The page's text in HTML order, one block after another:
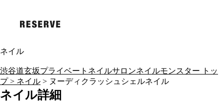
ネイル
渋谷道玄坂プライベートネイルサロンネイルモンスター トッ
プ > ネイル > ヌーディクラッシュシェルネイル
ネイル詳細